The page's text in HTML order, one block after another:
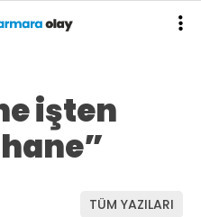
işten
TÜM YAZILARI